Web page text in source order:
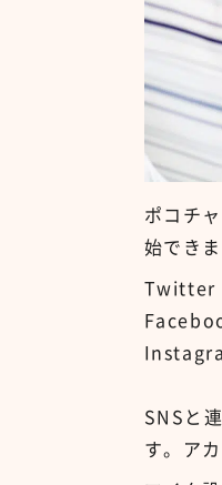
ポコチ
始でき
Twitter
SNS と
す。ア